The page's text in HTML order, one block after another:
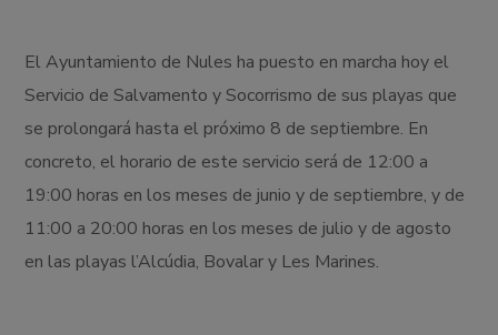
El Ayuntamiento de Nules ha puesto en marcha hoy el
Servicio de Salvamento y Socorrismo de sus playas que
se prolongará hasta el próximo 8 de septiembre. En
concreto, el horario de este servicio será de 12:00 a
19:00 horas en los meses de junio y de septiembre, y de
11:00 a 20:00 horas en los meses de julio y de agosto
en las playas l’Alcúdia, Bovalar y Les Marines.